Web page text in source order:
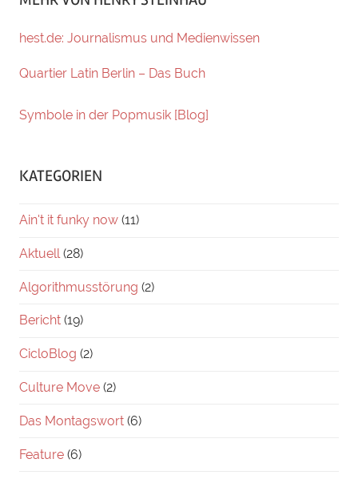
hest.de: Journalismus und Medienwissen
Quartier Latin Berlin – Das Buch
Symbole in der Popmusik [Blog]
KATEGORIEN
Ain't it funky now (11)
Aktuell(28)
Algorithmusstörung (2)
Bericht (19)
CicloBlog (2)
Culture Move (2)
Das Montagswort (6)
Feature (6)